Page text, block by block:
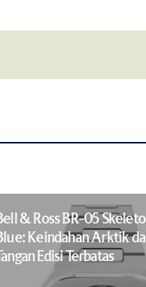
& Ross BR-05
Keindahan Arktik
Edisi Terbatas